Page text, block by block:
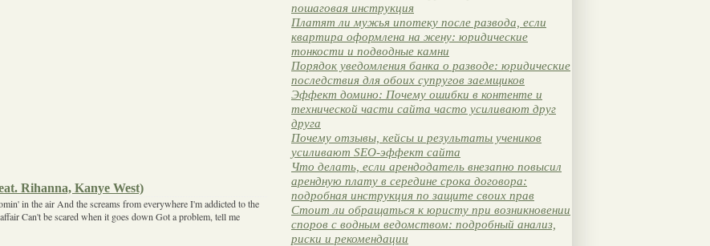
пошаговая инструкция
Платят ли мужья ипотеку после развода, если
квартира оформлена на жену: юридические
тонкости и подводные камни
Порядок уведомления банка о разводе: юридические
последствия для обоих супругов заемщиков
Эффект домино: Почему ошибки в контенте и
технической части сайта часто усиливают друг
друга
Почему отзывы, кейсы и результаты учеников
усиливают SEO-эффект сайта
Что делать, если арендодатель внезапно повысил
арендную плату в середине срока договора:
подробная инструкция по защите своих прав
Стоит ли обращаться к юристу при возникновении
споров с водным ведомством: подробный анализ,
риски и рекомендации
Rihanna, Kanye West)
in the air And the screams from everywhere I'm addicted to the
Can't be scared when it goes down Got a problem, tell me